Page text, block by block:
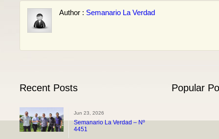
Author : Semanario La Verdad
Recent Posts
Jun 23, 2026
Semanario La Verdad – Nº
4451
Popular